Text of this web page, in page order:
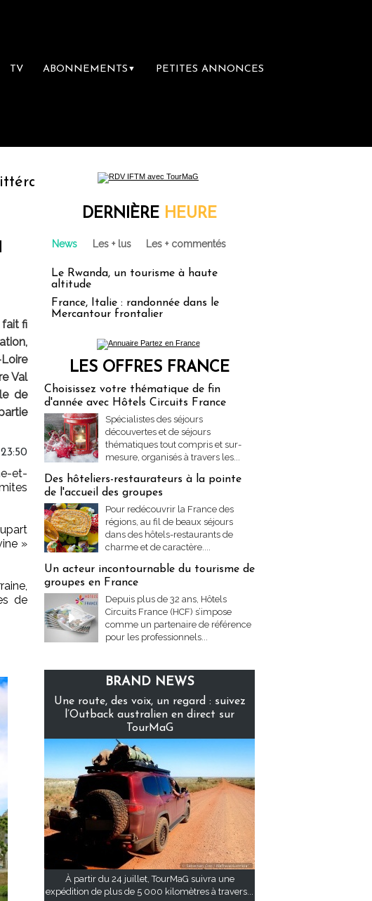
TV ABONNEMENTS ▼ PETITES ANNONCES
première librairie du voyage
fait fi
Val
de
et-
»
de
DERNIÈRE HEURE
News Les + lus Les + commentés
Le Rwanda, un tourisme à haute
altitude
France, Italie : randonnée dans le
Mercantour frontalier
LES OFFRES FRANCE
Choisissez votre thématique de fin
d'année avec Hôtels Circuits France
Spécialistes des séjours
découvertes et de séjours
thématiques tout compris et sur-
mesure, organisés à travers les...
Des hôteliers-restaurateurs à la pointe
de l'accueil des groupes
Pour redécouvrir la France des
régions, au fil de beaux séjours
dans des hôtels-restaurants de
charme et de caractère....
Un acteur incontournable du tourisme de
groupes en France
Depuis plus de 32 ans, Hôtels
Circuits France (HCF) s’impose
comme un partenaire de référence
pour les professionnels...
BRAND NEWS
Une route, des voix, un regard : suivez
l’Outback australien en direct sur
TourMaG
À partir du 24 juillet, TourMaG suivra une
expédition de plus de 5 000 kilomètres à travers...